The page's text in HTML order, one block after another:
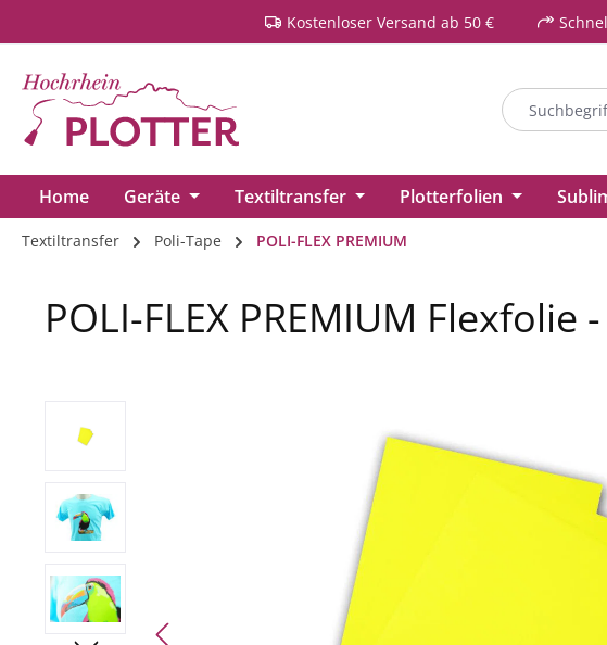
Zur Hauptnavigation springenKostenloser Versand ab 50 €
Home Geräte Textiltransfer Plotterfolien
Textiltransfer Poli-Tape POLI-FLEX PREMIUM
POLI-FLEX PREMIUM